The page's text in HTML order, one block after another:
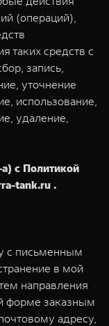
(операций),
таких средств с
запись,
уточнение
использование,
удаление,
с Политикой
tank.ru .
с письменным
в мой
направления
форме заказным
адресу,